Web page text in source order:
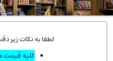
کتب نادر و کمیاب(19)
روانشناسی(112)
طب گیاهی و سنتی(45)
فلسفه و جامعه شناسی(151)
لطفا به نکات زیر
کلیه قیمت